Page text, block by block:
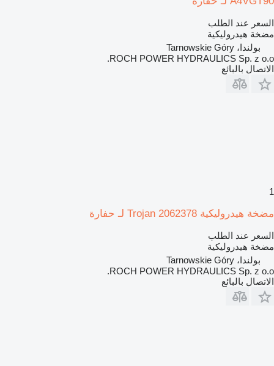
السعر عند الطلب
مضخة هيدروليكية
بولندا، Tarnowskie Góry
ROCH POWER HYDRAULICS Sp. z o.o.
الاتصال بالبائع
1
مضخة هيدروليكية Trojan 2062378 لـ حفارة
السعر عند الطلب
مضخة هيدروليكية
بولندا، Tarnowskie Góry
ROCH POWER HYDRAULICS Sp. z o.o.
الاتصال بالبائع